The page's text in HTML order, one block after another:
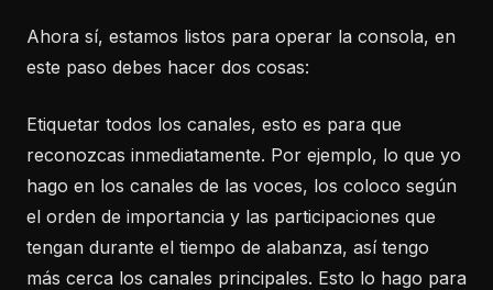
Ahora sí, estamos listos para operar la consola, en
este paso debes hacer dos cosas:
Etiquetar todos los canales, esto es para que
reconozcas inmediatamente. Por ejemplo, lo que yo
hago en los canales de las voces, los coloco según
el orden de importancia y las participaciones que
tengan durante el tiempo de alabanza, así tengo
más cerca los canales principales. Esto lo hago para